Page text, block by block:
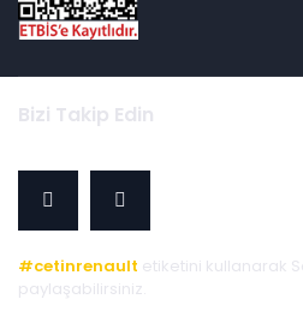
Bizi Takip Edin
#cetinrenault etiketini kullanarak
paylaşabilirsiniz.